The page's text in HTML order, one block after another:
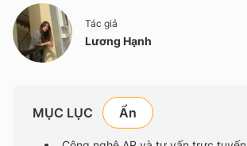
Tác giả
Lương Hạnh
MỤC LỤC